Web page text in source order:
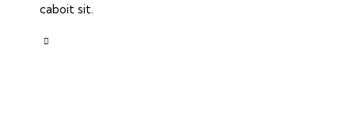
caboit sit.